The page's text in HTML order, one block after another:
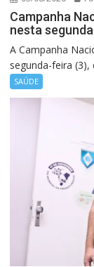
Campanha
nesta segunda
A Campanha
segunda-feira (3),
SAÚDE